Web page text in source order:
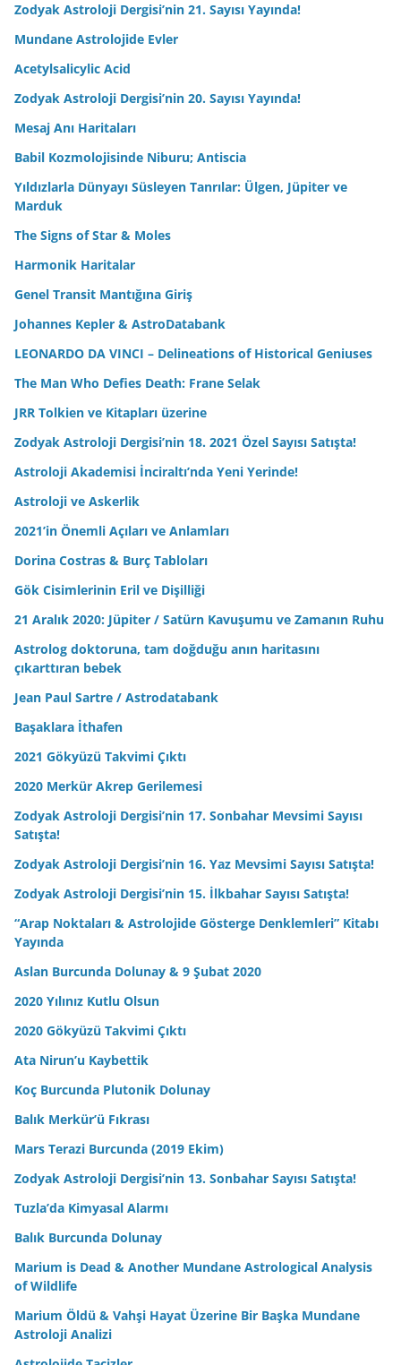
Zodyak Astroloji Dergisi’nin 21. Sayısı Yayında!
Mundane Astrolojide Evler
Acetylsalicylic Acid
Zodyak Astroloji Dergisi’nin 20. Sayısı Yayında!
Mesaj Anı Haritaları
Babil Kozmolojisinde Niburu; Antiscia
Yıldızlarla Dünyayı Süsleyen Tanrılar: Ülgen, Jüpiter ve
Marduk
The Signs of Star & Moles
Harmonik Haritalar
Genel Transit Mantığına Giriş
Johannes Kepler & AstroDatabank
LEONARDO DA VINCI – Delineations of Historical Geniuses
The Man Who Defies Death: Frane Selak
JRR Tolkien ve Kitapları üzerine
Zodyak Astroloji Dergisi’nin 18. 2021 Özel Sayısı Satışta!
Astroloji Akademisi İnciraltı’nda Yeni Yerinde!
Astroloji ve Askerlik
2021’in Önemli Açıları ve Anlamları
Dorina Costras & Burç Tabloları
Gök Cisimlerinin Eril ve Dişilliği
21 Aralık 2020: Jüpiter / Satürn Kavuşumu ve Zamanın Ruhu
Astrolog doktoruna, tam doğduğu anın haritasını
çıkarttıran bebek
Jean Paul Sartre / Astrodatabank
Başaklara İthafen
2021 Gökyüzü Takvimi Çıktı
2020 Merkür Akrep Gerilemesi
Zodyak Astroloji Dergisi’nin 17. Sonbahar Mevsimi Sayısı
Satışta!
Zodyak Astroloji Dergisi’nin 16. Yaz Mevsimi Sayısı Satışta!
Zodyak Astroloji Dergisi’nin 15. İlkbahar Sayısı Satışta!
“Arap Noktaları & Astrolojide Gösterge Denklemleri” Kitabı
Yayında
Aslan Burcunda Dolunay & 9 Şubat 2020
2020 Yılınız Kutlu Olsun
2020 Gökyüzü Takvimi Çıktı
Ata Nirun’u Kaybettik
Koç Burcunda Plutonik Dolunay
Balık Merkür’ü Fıkrası
Mars Terazi Burcunda (2019 Ekim)
Zodyak Astroloji Dergisi’nin 13. Sonbahar Sayısı Satışta!
Tuzla’da Kimyasal Alarmı
Balık Burcunda Dolunay
Marium is Dead & Another Mundane Astrological Analysis
of Wildlife
Marium Öldü & Vahşi Hayat Üzerine Bir Başka Mundane
Astroloji Analizi